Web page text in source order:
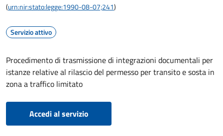
(urn:nir:stato:legge:1990-08-07;241)
Servizio attivo
Procedimento di trasmissione di integrazioni documentali per
istanze relative al rilascio del permesso per transito e sosta in
zona a traffico limitato
Accedi al servizio